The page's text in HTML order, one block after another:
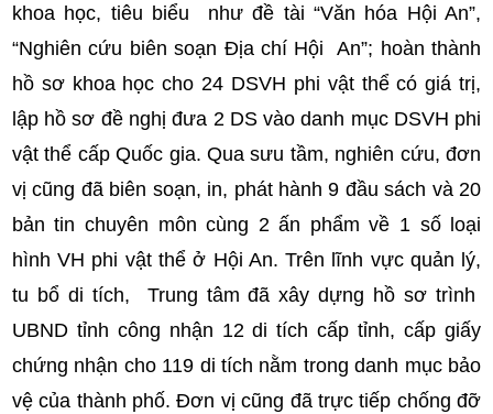
khoa học, tiêu biểu như đề tài “Văn hóa Hội An”,
“Nghiên cứu biên soạn Địa chí Hội An”; hoàn thành
hồ sơ khoa học cho 24 DSVH phi vật thể có giá trị,
lập hồ sơ đề nghị đưa 2 DS vào danh mục DSVH phi
vật thể cấp Quốc gia. Qua sưu tầm, nghiên cứu, đơn
vị cũng đã biên soạn, in, phát hành 9 đầu sách và 20
bản tin chuyên môn cùng 2 ấn phẩm về 1 số loại
hình VH phi vật thể ở Hội An. Trên lĩnh vực quản lý,
tu bổ di tích, Trung tâm đã xây dựng hồ sơ trình
UBND tỉnh công nhận 12 di tích cấp tỉnh, cấp giấy
chứng nhận cho 119 di tích nằm trong danh mục bảo
vệ của thành phố. Đơn vị cũng đã trực tiếp chống đỡ